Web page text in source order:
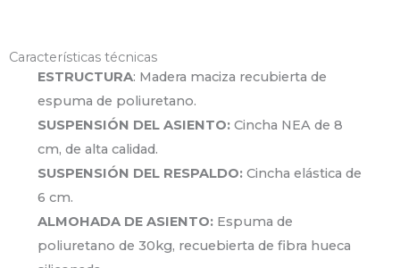
Características técnicas
ESTRUCTURA: Madera maciza recubierta de
espuma de poliuretano.
SUSPENSIÓN DEL ASIENTO: Cincha NEA de 8
cm, de alta calidad.
SUSPENSIÓN DEL RESPALDO: Cincha elástica de
6 cm.
ALMOHADA DE ASIENTO: Espuma de
poliuretano de 30kg, recuebierta de fibra hueca